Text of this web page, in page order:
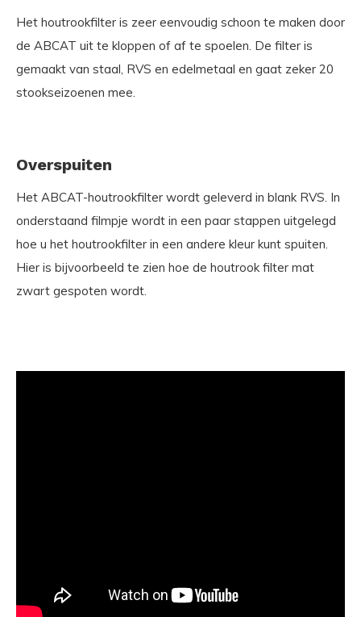
Het houtrookfilter is zeer eenvoudig schoon te maken door
de ABCAT uit te kloppen of af te spoelen. De filter is
gemaakt van staal, RVS en edelmetaal en gaat zeker 20
stookseizoenen mee.
Overspuiten
Het ABCAT-houtrookfilter wordt geleverd in blank RVS. In
onderstaand filmpje wordt in een paar stappen uitgelegd
hoe u het houtrookfilter in een andere kleur kunt spuiten.
Hier is bijvoorbeeld te zien hoe de houtrook filter mat
zwart gespoten wordt.